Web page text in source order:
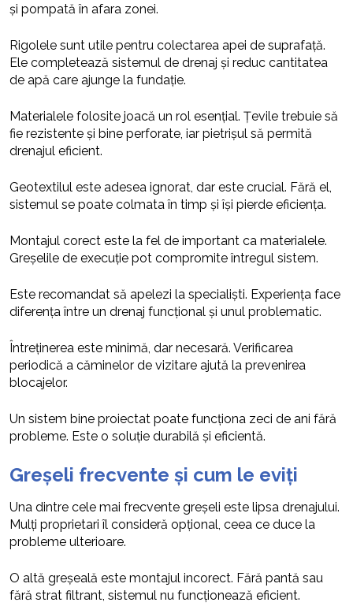
și pompată în afara zonei.
Rigolele sunt utile pentru colectarea apei de suprafață.
Ele completează sistemul de drenaj și reduc cantitatea
de apă care ajunge la fundație.
Materialele folosite joacă un rol esențial. Țevile trebuie să
fie rezistente și bine perforate, iar pietrișul să permită
drenajul eficient.
Geotextilul este adesea ignorat, dar este crucial. Fără el,
sistemul se poate colmata în timp și își pierde eficiența.
Montajul corect este la fel de important ca materialele.
Greșelile de execuție pot compromite întregul sistem.
Este recomandat să apelezi la specialiști. Experiența face
diferența între un drenaj funcțional și unul problematic.
Întreținerea este minimă, dar necesară. Verificarea
periodică a căminelor de vizitare ajută la prevenirea
blocajelor.
Un sistem bine proiectat poate funcționa zeci de ani fără
probleme. Este o soluție durabilă și eficientă.
Greșeli frecvente și cum le eviți
Una dintre cele mai frecvente greșeli este lipsa drenajului.
Mulți proprietari îl consideră opțional, ceea ce duce la
probleme ulterioare.
O altă greșeală este montajul incorect. Fără pantă sau
fără strat filtrant, sistemul nu funcționează eficient.